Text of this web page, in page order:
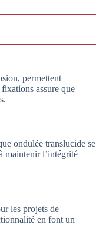
permettent
assure que
ondulée translucide se
maintenir l’intégrité
les projets de
en font un